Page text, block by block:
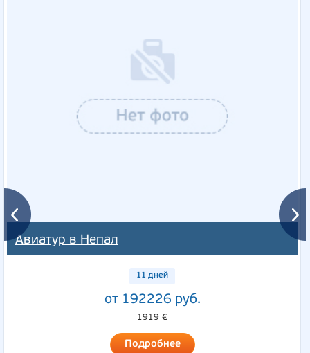
Авиатур в Непал
11 дней
от 192226 руб.
1919 €
Подробнее